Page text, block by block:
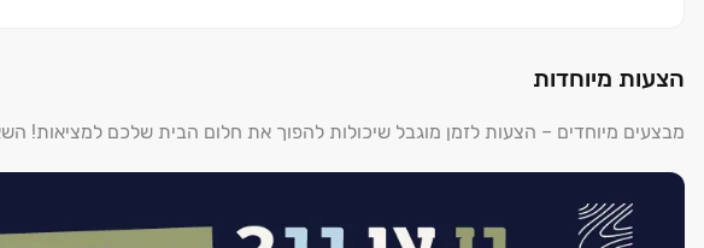
הצעות מיוחדות
מבצעים מיוחדים – הצעות לזמן מוגבל שיכולות להפוך את חלום הבית שלכם למציאות!